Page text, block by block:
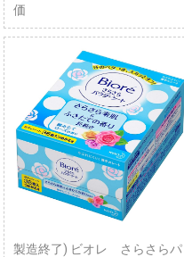
価
製造終了) ビオレ さらさらパ